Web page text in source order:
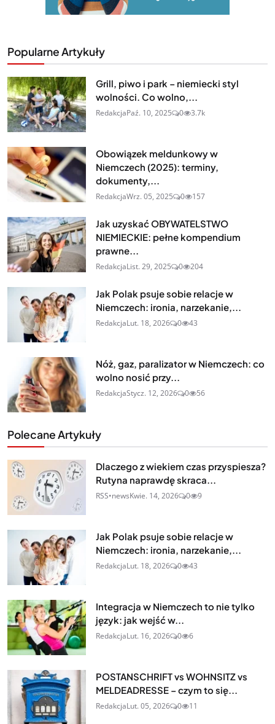
Popularne Artykuły
Grill, piwo i park – niemiecki styl
wolności. Co wolno,...
RedakcjaPaź. 10, 2025 0 3.7k
Obowiązek meldunkowy w
Niemczech (2025): terminy,
dokumenty,...
RedakcjaWrz. 05, 2025 0 157
Jak uzyskać OBYWATELSTWO
NIEMIECKIE: pełne kompendium
prawne...
RedakcjaList. 29, 2025 0 204
Jak Polak psuje sobie relacje w
Niemczech: ironia, narzekanie,...
RedakcjaLut. 18, 2026 0 43
Nóż, gaz, paralizator w Niemczech: co
wolno nosić przy...
RedakcjaStycz. 12, 2026 0 56
Polecane Artykuły
Dlaczego z wiekiem czas przyspiesza?
Rutyna naprawdę skraca...
RSS•newsKwie. 14, 2026 0 9
Jak Polak psuje sobie relacje w
Niemczech: ironia, narzekanie,...
RedakcjaLut. 18, 2026 0 43
Integracja w Niemczech to nie tylko
język: jak wejść w...
RedakcjaLut. 16, 2026 0 6
POSTANSCHRIFT vs WOHNSITZ vs
MELDEADRESSE – czym to się...
RedakcjaLut. 05, 2026 0 11